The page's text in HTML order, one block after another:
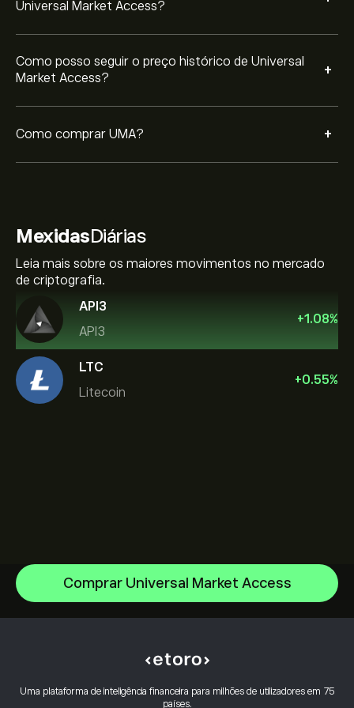
Universal Market Access?
Como posso seguir o preço histórico de Universal
Market Access?
+
Como comprar UMA? +
MexidasDiárias
Leia mais sobre os maiores movimentos no mercado
de criptografia.
API3
API3
+1.08%
LTC
Litecoin
+0.55%
Comprar Universal Market Access
Uma plataforma de inteligência financeira para milhões de utilizadores em 75
países.
Bitcoin
Centro de ajuda
Como efetuar levantamentos
Abrir conta
Como funciona o CopyTrading
O que é a Alavancagem & Margem
Porquê escolher o eToro